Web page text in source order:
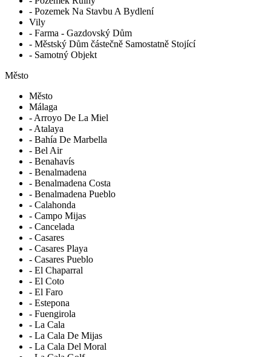
- Pozemek Na Stavbu A Bydlení
Vily
- Farma - Gazdovský Dům
- Městský Dům částečně Samostatně Stojící
- Samotný Objekt
Město
Město
Málaga
- Arroyo De La Miel
- Atalaya
- Bahía De Marbella
- Bel Air
- Benahavís
- Benalmadena
- Benalmadena Costa
- Benalmadena Pueblo
- Calahonda
- Campo Mijas
- Cancelada
- Casares
- Casares Playa
- Casares Pueblo
- El Chaparral
- El Coto
- El Faro
- Estepona
- Fuengirola
- La Cala
- La Cala De Mijas
- La Cala Del Moral